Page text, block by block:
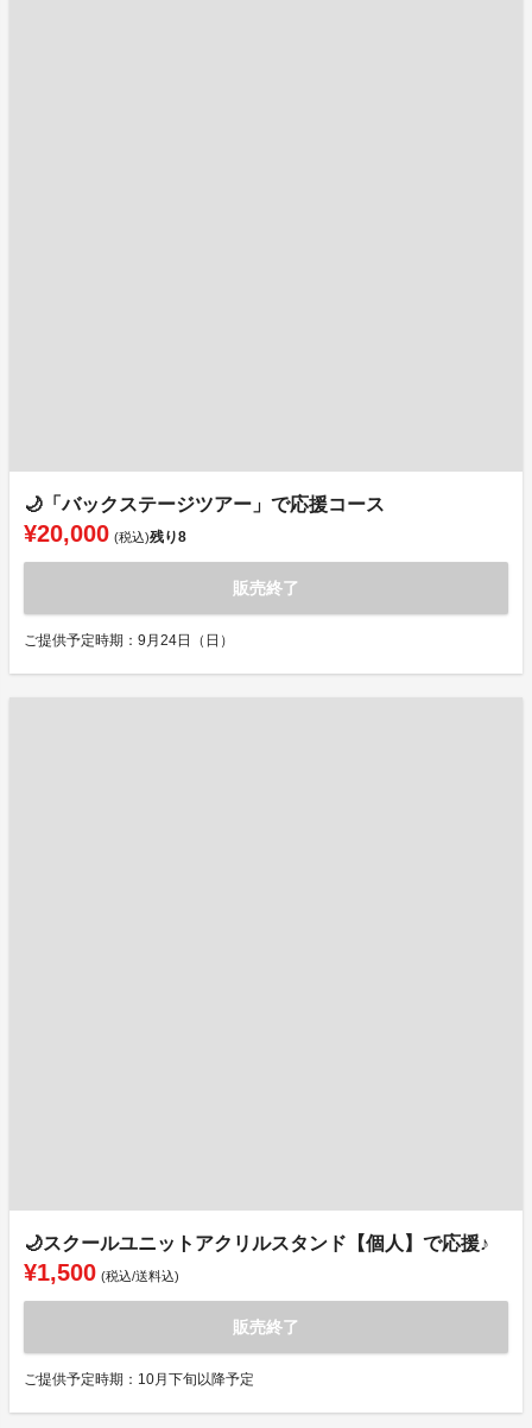
🌙「バックステージツアー」で応援コース
¥20,000 (税込)残り8
販売終了
ご提供予定時期：9月24日（日）
🌙スクールユニットアクリルスタンド【個人】で応援♪
¥1,500 (税込/送料込)
販売終了
ご提供予定時期：10月下旬以降予定